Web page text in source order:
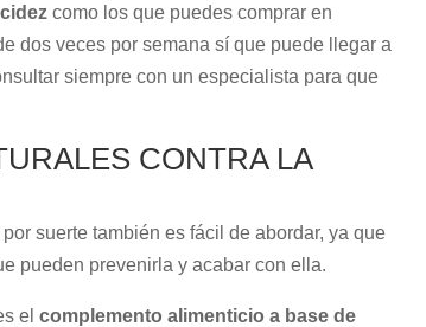
como los que puedes comprar en
dos veces por semana sí que puede llegar a
siempre con un especialista para que
CONTRA LA
suerte también es fácil de abordar, ya que
pueden prevenirla y acabar con ella.
elcomplemento alimenticio a base de